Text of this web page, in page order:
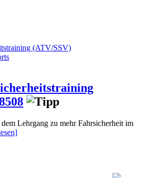
Lehrgang zu mehr Fahrsicherheit im